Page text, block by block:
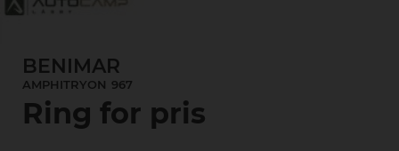
BENIMAR
AMPHITRYON 967
Ring for pris